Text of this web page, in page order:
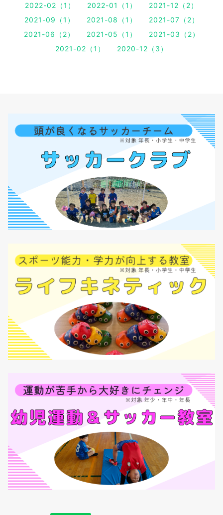
2022-02（1）
2022-01（1）
2021-12（2）
2021-09（1）
2021-08（1）
2021-07（2）
2021-06（2）
2021-05（1）
2021-03（2）
2021-02（1）
2020-12（3）